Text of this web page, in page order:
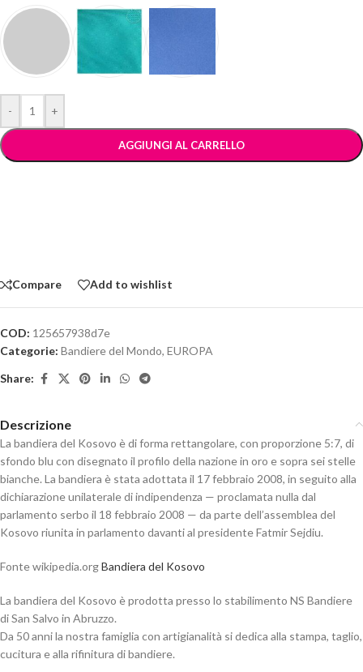
- +
AGGIUNGI AL CARRELLO
Compare Add to wishlist
COD: 125657938d7e
Categorie: Bandiere del Mondo, EUROPA
Share:
Descrizione
La bandiera del Kosovo è di forma rettangolare, con proporzione 5:7, di
sfondo blu con disegnato il profilo della nazione in oro e sopra sei stelle
bianche. La bandiera è stata adottata il 17 febbraio 2008, in seguito alla
dichiarazione unilaterale di indipendenza — proclamata nulla dal
parlamento serbo il 18 febbraio 2008 — da parte dell’assemblea del
Kosovo riunita in parlamento davanti al presidente Fatmir Sejdiu.
Fonte wikipedia.orgBandiera del Kosovo
La bandiera del Kosovo è prodotta presso lo stabilimento NS Bandiere
di San Salvo in Abruzzo.
Da 50 anni la nostra famiglia con artigianalità si dedica alla stampa, taglio,
cucitura e alla rifinitura di bandiere.